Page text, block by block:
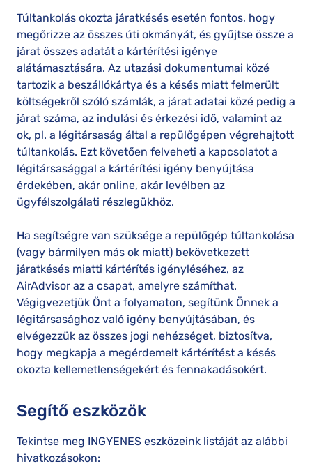
Túltankolás okozta járatkésés esetén fontos, hogy
megőrizze az összes úti okmányát, és gyűjtse össze a
járat összes adatát a kártérítési igénye
alátámasztására. Az utazási dokumentumai közé
tartozik a beszállókártya és a késés miatt felmerült
költségekről szóló számlák, a járat adatai közé pedig a
járat száma, az indulási és érkezési idő, valamint az
ok, pl. a légitársaság által a repülőgépen végrehajtott
túltankolás. Ezt követően felveheti a kapcsolatot a
légitársasággal a kártérítési igény benyújtása
érdekében, akár online, akár levélben az
ügyfélszolgálati részlegükhöz.
Ha segítségre van szüksége a repülőgép túltankolása
(vagy bármilyen más ok miatt) bekövetkezett
járatkésés miatti kártérítés igényléséhez, az
AirAdvisor az a csapat, amelyre számíthat.
Végigvezetjük Önt a folyamaton, segítünk Önnek a
légitársasághoz való igény benyújtásában, és
elvégezzük az összes jogi nehézséget, biztosítva,
hogy megkapja a megérdemelt kártérítést a késés
okozta kellemetlenségekért és fennakadásokért.
Segítő eszközök
Tekintse meg INGYENES eszközeink listáját az alábbi
hivatkozásokon: